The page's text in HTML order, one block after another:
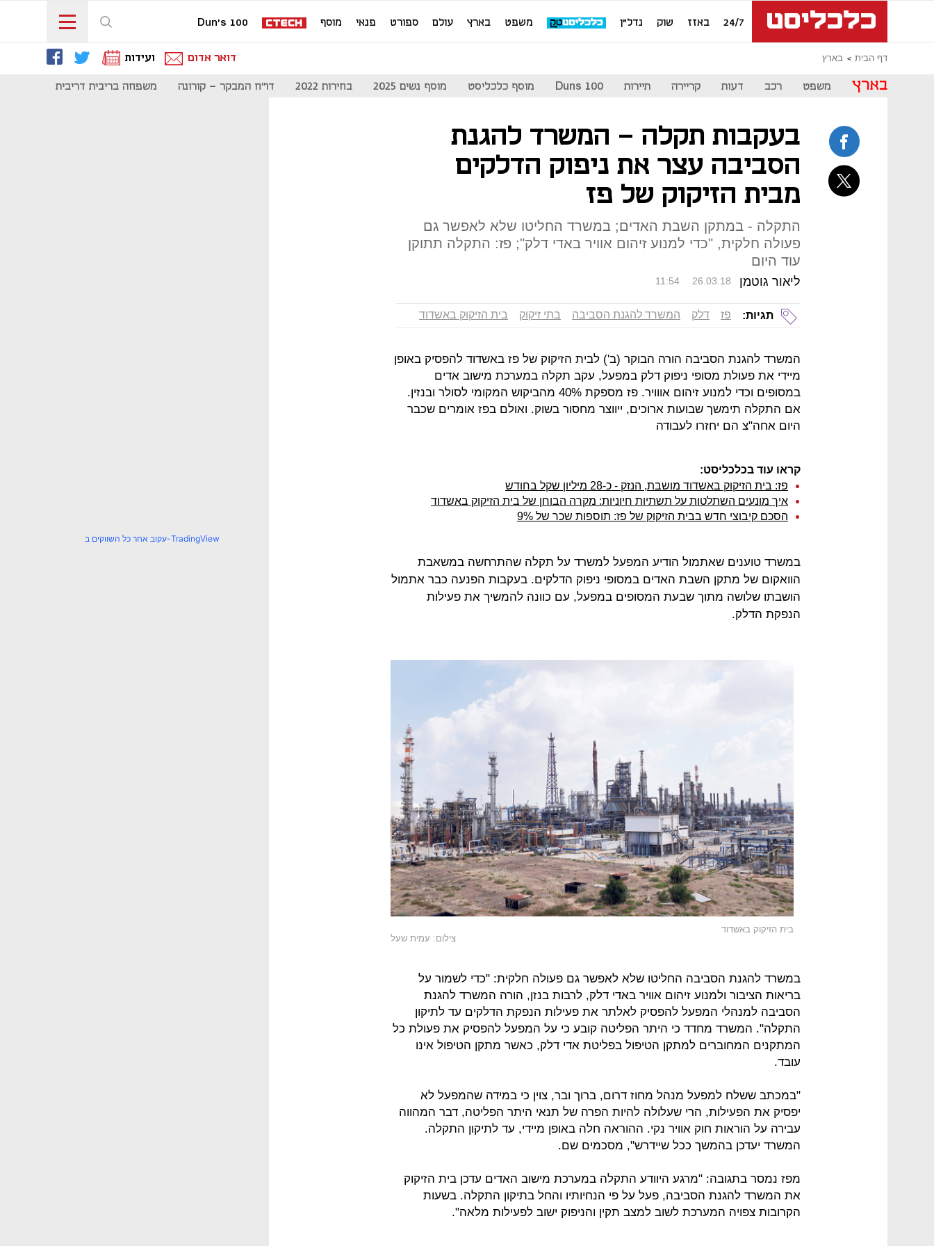
24/7 באזז שוק נדל"ן משפט בארץ עולם ספורט פנאי מוסף Dun's 100
דף הבית בארץ דואר אדום ועידות
בארץ משפט רכב דעות קריירה תיירות Duns 100 מוסף כלכליסט מוסף נשים 2025 בחירות 2022 דו"ח המבקר - קורונה משפחה בריבית דריבית
בעקבות תקלה - המשרד להגנת
הסביבה עצר את ניפוק הדלקים
מבית הזיקוק של פז
התקלה - במתקן השבת האדים; במשרד החליטו שלא לאפשר גם
פעולה חלקית, "כדי למנוע זיהום אוויר באדי דלק"; פז: התקלה תתוקן
עוד היום
ליאור גוטמן 11:54 26.03.18
תגיות: פז דלק המשרד להגנת הסביבה בתי זיקוק בית הזיקוק באשדוד
המשרד להגנת הסביבה הורה הבוקר (ב') לבית הזיקוק של פז באשדוד להפסיק באופן
מיידי את פעולת מסופי ניפוק דלק במפעל, עקב תקלה במערכת מישוב אדים
במסופים וכדי למנוע זיהום אווויר. פז מספקת 40% מהביקוש המקומי לסולר ובנזין.
אם התקלה תימשך שבועות ארוכים, ייווצר מחסור בשוק. ואולם בפז אומרים שכבר
היום אחה"צ הם יחזרו לעבודה
קראו עוד בכלכליסט:
פז: בית הזיקוק באשדוד מושבת, הנזק - כ-28 מיליון שקל בחודש
איך מונעים השתלטות על תשתיות חיוניות: מקרה הבוחן של בית הזיקוק באשדוד
הסכם קיבוצי חדש בבית הזיקוק של פז: תוספות שכר של 9%
במשרד טוענים שאתמול הודיע המפעל למשרד על תקלה שהתרחשה במשאבת
הוואקום של מתקן השבת האדים במסופי ניפוק הדלקים. בעקבות הפנעה כבר אתמול
הושבתו שלושה מתוך שבעת המסופים במפעל, עם כוונה להמשיך את פעילות
הנפקת הדלק.
בית הזיקוק באשדוד
צילום: עמית שעל
במשרד להגנת הסביבה החליטו שלא לאפשר גם פעולה חלקית: "כדי לשמור על
בריאות הציבור ולמנוע זיהום אוויר באדי דלק, לרבות בנזן, הורה המשרד להגנת
הסביבה למנהלי המפעל להפסיק לאלתר את פעילות הנפקת הדלקים עד לתיקון
התקלה". המשרד מחדד כי היתר הפליטה קובע כי על המפעל להפסיק את פעולת כל
המתקנים המחוברים למתקן הטיפול בפליטת אדי דלק, כאשר מתקן הטיפול אינו
עובד.
"במכתב ששלח למפעל מנהל מחוז דרום, ברוך ובר, צוין כי במידה שהמפעל לא
יפסיק את הפעילות, הרי שעלולה להיות הפרה של תנאי היתר הפליטה, דבר המהווה
עבירה על הוראות חוק אוויר נקי. ההוראה חלה באופן מיידי, עד לתיקון התקלה.
המשרד יעדכן בהמשך ככל שיידרש", מסכמים שם.
מפז נמסר בתגובה: "מרגע היוודע התקלה במערכת מישוב האדים עדכן בית הזיקוק
את המשרד להגנת הסביבה, פעל על פי הנחיותיו והחל בתיקון התקלה. בשעות
הקרובות צפויה המערכת לשוב למצב תקין והניפוק ישוב לפעילות מלאה".
עקוב אחר כל השווקים ב-TradingView